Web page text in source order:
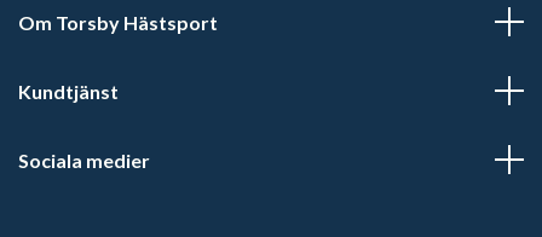
Om Torsby Hästsport
Kundtjänst
Sociala medier